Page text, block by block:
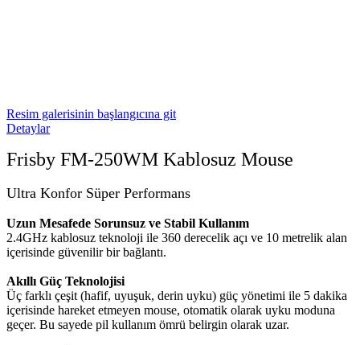
Resim galerisinin başlangıcına git
Detaylar
Frisby FM-250WM Kablosuz Mouse
Ultra Konfor Süper Performans
Uzun Mesafede Sorunsuz ve Stabil Kullanım
2.4GHz kablosuz teknoloji ile 360 derecelik açı ve 10 metrelik alan
içerisinde güvenilir bir bağlantı.
Akıllı Güç Teknolojisi
Üç farklı çeşit (hafif, uyuşuk, derin uyku) güç yönetimi ile 5 dakika
içerisinde hareket etmeyen mouse, otomatik olarak uyku moduna
geçer. Bu sayede pil kullanım ömrü belirgin olarak uzar.